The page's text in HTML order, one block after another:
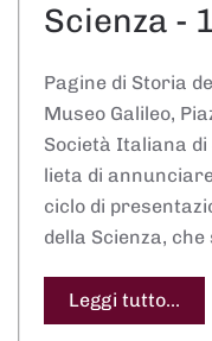
Scienza -
Pagine di Storia
Museo Galileo,
Società Italiana di
lieta di
ciclo di
della Scienza,
Leggi tutto...